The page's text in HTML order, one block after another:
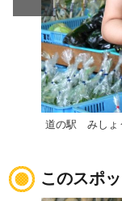
道の駅 みしょ
このスポ